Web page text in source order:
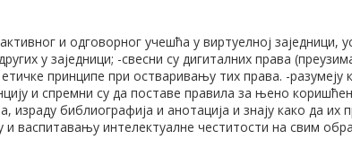
и одговорног учешћа у виртуелној заједници,
у заједници; -свесни су дигиталних права
принципе при остваривању тих права. -разумеју
и спремни су да поставе правила за њено
библиографија и анотација и знају како да их
и васпитавању интелектуалне честитости на свим